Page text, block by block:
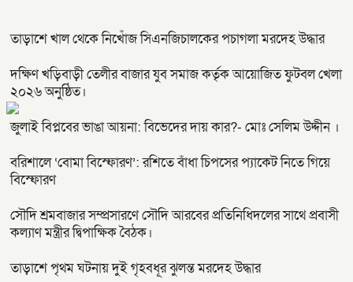
তাড়াশে খাল থেকে নিখোঁজ সিএনজিচালকের পচাগলা মরদেহ উদ্ধার
দক্ষিণ খড়িবাড়ী তেলীর বাজার যুব সমাজ কর্তৃক আয়োজিত ফুটবল খেলা
২০২৬ অনুষ্ঠিত।
জুলাই বিপ্লবের ভাঙা আয়না: বিভেদের দায় কার?- মোঃ সেলিম উদ্দীন ।
বরিশালে ‘বোমা বিস্ফোরণ’: রশিতে বাঁধা চিপসের প্যাকেট নিতে গিয়ে
বিস্ফোরণ
সৌদি শ্রমবাজার সম্প্রসারণে সৌদি আরবের প্রতিনিধিদলের সাথে প্রবাসী
কল্যাণ মন্ত্রীর দ্বিপাক্ষিক বৈঠক।
তাড়াশে পৃথম ঘটনায় দুই গৃহবধূর ঝুলন্ত মরদেহ উদ্ধার